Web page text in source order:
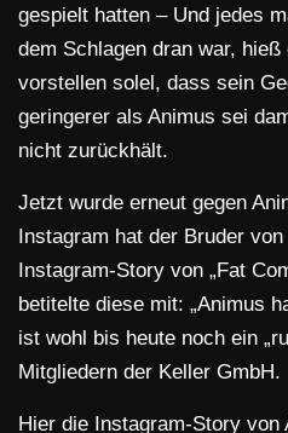
gespielt hatten – Und jedes
dem Schlagen dran war,
vorstellen solel, dass sein
geringerer als Animus sei
nicht zurückhält.
Jetzt wurde erneut gegen
Instagram hat der Bruder
Instagram-Story von „Fat
betitelte diese mit: „Animus
ist wohl bis heute noch ein
Mitgliedern der Keller GmbH.
Hier die Instagram-Story von